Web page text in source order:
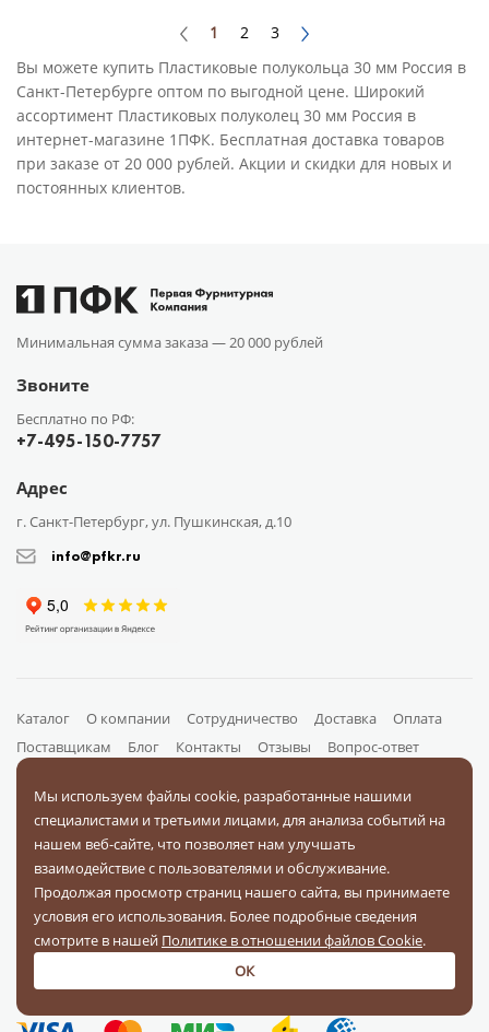
1 2
3
Вы можете купить Пластиковые полукольца 30 мм Россия в
Санкт-Петербурге оптом по выгодной цене. Широкий
ассортимент Пластиковых полуколец 30 мм Россия в
интернет-магазине 1ПФК. Бесплатная доставка товаров
при заказе от 20 000 рублей. Акции и скидки для новых и
постоянных клиентов.
Минимальная сумма заказа —20 000 рублей
Звоните
Бесплатно по РФ:
+7-495-150-7757
Адрес
г. Санкт-Петербург, ул. Пушкинская, д.10
info@pfkr.ru
Каталог О компании Сотрудничество Доставка
Оплата
Поставщикам
Блог Контакты Отзывы
Вопрос-ответ
Документы
Оплачивайте заказы
На связи в соц. сетях
Мы используем файлы cookie, разработанные нашими
специалистами и третьими лицами, для анализа событий на
нашем веб-сайте, что позволяет нам улучшать
взаимодействие с пользователями и обслуживание.
Продолжая просмотр страниц нашего сайта, вы принимаете
условия его использования. Более подробные сведения
смотрите в нашей Политике в отношении файлов Cookie.
ОК